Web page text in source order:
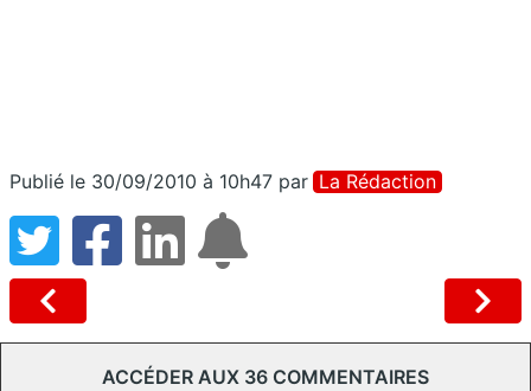
Publié le 30/09/2010 à 10h47 par La Rédaction
ACCÉDER AUX 36 COMMENTAIRES